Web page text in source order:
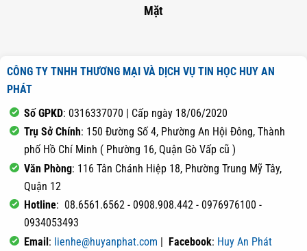
Mặt
CÔNG TY TNHH THƯƠNG MẠI VÀ DỊCH VỤ TIN HỌC HUY AN
PHÁT
Số GPKD: 0316337070 | Cấp ngày 18/06/2020
Trụ Sở Chính: 150 Đường Số 4, Phường An Hội Đông, Thành
phố Hồ Chí Minh ( Phường 16, Quận Gò Vấp cũ )
Văn Phòng: 116 Tân Chánh Hiệp 18, Phường Trung Mỹ Tây,
Quận 12
Hotline: 08.6561.6562 - 0908.908.442 - 0976976100 -
0934053493
Email: lienhe@huyanphat.com | Facebook: Huy An Phát